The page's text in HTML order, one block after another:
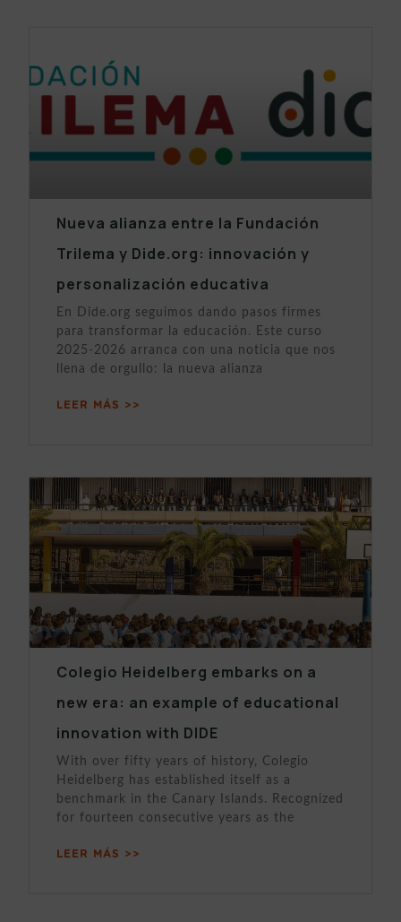
Nueva alianza entre la Fundación
Trilema y Dide.org: innovación y
personalización educativa
En Dide.org seguimos dando pasos firmes
para transformar la educación. Este curso
2025-2026 arranca con una noticia que nos
llena de orgullo: la nueva alianza
LEER MÁS >>
Colegio Heidelberg embarks on a
new era: an example of educational
innovation with DIDE
With over fifty years of history, Colegio
Heidelberg has established itself as a
benchmark in the Canary Islands. Recognized
for fourteen consecutive years as the
LEER MÁS >>